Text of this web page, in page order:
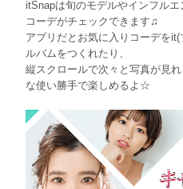
itSnapは旬のモデルやインフル
コーデがチェックできます♫
アプリだとお気に入りコーデを
ルバムをつくれたり、
縦スクロールで次々と写真が見
な使い勝手で楽しめるよ☆